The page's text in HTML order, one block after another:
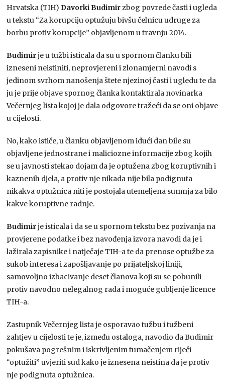
Hrvatska (TIH) Davorki Budimirzbog povrede časti i ugleda
u tekstu “Za korupciju optužuju bivšu čelnicu udruge za
borbu protiv korupcije” objavljenom u travnju 2014.
Budimirje u tužbi isticala da su u spornom članku bili
izneseni neistiniti, neprovjereni i zlonamjerni navodi s
jedinom svrhom nanošenja štete njezinoj časti i ugledu te da
ju je prije objave spornog članka kontaktirala novinarka
Večernjeg lista kojoj je dala odgovore tražeći da se oni objave
u cijelosti.
No, kako ističe, u članku objavljenom idući dan bile su
objavljene jednostrane i maliciozne informacije zbog kojih
se u javnosti stekao dojam da je optužena zbog koruptivnih i
kaznenih djela, a protiv nje nikada nije bila podignuta
nikakva optužnica niti je postojala utemeljena sumnja za bilo
kakve koruptivne radnje.
Budimirje isticala i da se u spornom tekstu bez pozivanja na
provjerene podatke i bez navođenja izvora navodi da je i
lažirala zapisnike i natječaje TIH-a te da prenose optužbe za
sukob interesa i zapošljavanje po prijateljskoj liniji,
samovoljno izbacivanje deset članova koji su se pobunili
protiv navodno nelegalnog rada i moguće gubljenje licence
TIH-a.
Zastupnik Večernjeg lista je osporavao tužbu i tužbeni
zahtjev u cijelosti te je, između ostaloga, navodio da Budimir
pokušava pogrešnim i iskrivljenim tumačenjem riječi
“optužiti” uvjeriti sud kako je iznesena neistina da je protiv
nje podignuta optužnica.